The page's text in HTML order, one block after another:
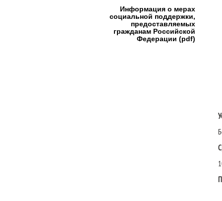
Информация о мерах
социальной поддержки,
предоставляемых
гражданам Российской
Федерации (pdf)